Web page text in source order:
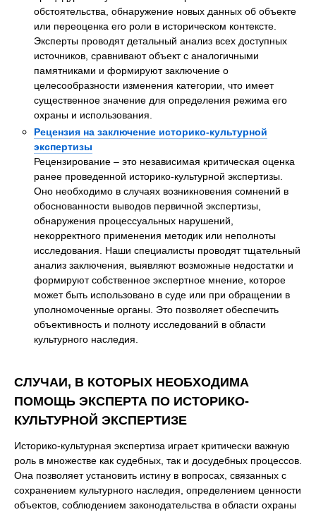
обстоятельства, обнаружение новых данных об объекте
или переоценка его роли в историческом контексте.
Эксперты проводят детальный анализ всех доступных
источников, сравнивают объект с аналогичными
памятниками и формируют заключение о
целесообразности изменения категории, что имеет
существенное значение для определения режима его
охраны и использования.
Рецензия на заключение историко-культурной
экспертизы
Рецензирование – это независимая критическая оценка
ранее проведенной историко-культурной экспертизы.
Оно необходимо в случаях возникновения сомнений в
обоснованности выводов первичной экспертизы,
обнаружения процессуальных нарушений,
некорректного применения методик или неполноты
исследования. Наши специалисты проводят тщательный
анализ заключения, выявляют возможные недостатки и
формируют собственное экспертное мнение, которое
может быть использовано в суде или при обращении в
уполномоченные органы. Это позволяет обеспечить
объективность и полноту исследований в области
культурного наследия.
СЛУЧАИ, В КОТОРЫХ НЕОБХОДИМА
ПОМОЩЬ ЭКСПЕРТА ПО ИСТОРИКО-
КУЛЬТУРНОЙ ЭКСПЕРТИЗЕ
Историко-культурная экспертиза играет критически важную
роль в множестве как судебных, так и досудебных процессов.
Она позволяет установить истину в вопросах, связанных с
сохранением культурного наследия, определением ценности
объектов, соблюдением законодательства в области охраны